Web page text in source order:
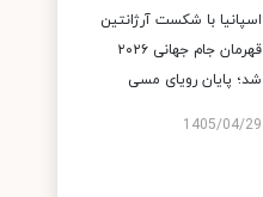
اسپانیا با شکست آرژانتین
قهرمان جام جهانی ۲۰۲۶
شد؛ پایان رویای مسی
1405/04/29